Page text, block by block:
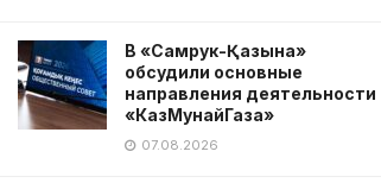
В «Самрук-Қазына»
обсудили основные
направления деятельности
«КазМунайГаза»
07.08.2026